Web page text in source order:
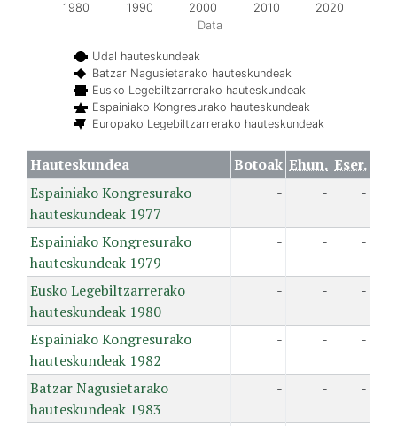
Data
Udal hauteskundeak
Batzar Nagusietarako hauteskundeak
Eusko Legebiltzarrerako hauteskundeak
Espainiako Kongresurako hauteskundeak
Europako Legebiltzarrerako hauteskundeak
1980 1990 2000 2010 2020
Hauteskundea Botoak Ehun. Eser.
Espainiako Kongresurako
hauteskundeak 1977
- - -
Espainiako Kongresurako
hauteskundeak 1979
- - -
Eusko Legebiltzarrerako
hauteskundeak 1980
- - -
Espainiako Kongresurako
hauteskundeak 1982
- - -
Batzar Nagusietarako
hauteskundeak 1983
- - -